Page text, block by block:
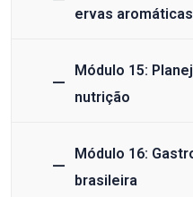
ervas aromáticas
Módulo 15:
nutrição
Módulo 16:
brasileira